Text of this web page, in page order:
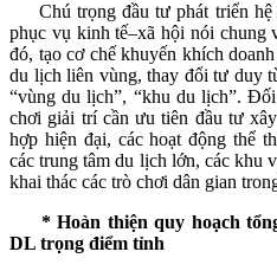
Chú trọng đầu tư phát triển hệ
phục vụ kinh tế–xã hội nói chung
đó, tạo cơ chế khuyến khích
du lịch liên vùng, thay đổi tư duy
“vùng du lịch”, “khu du lịch”.
chơi giải trí cần ưu tiên đầu tư
hợp hiện đại, các hoạt động thể
các trung tâm du lịch lớn, các khu
khai thác các trò chơi dân gian
* Hoàn thiện quy hoạch
DL trọng điểm tỉnh